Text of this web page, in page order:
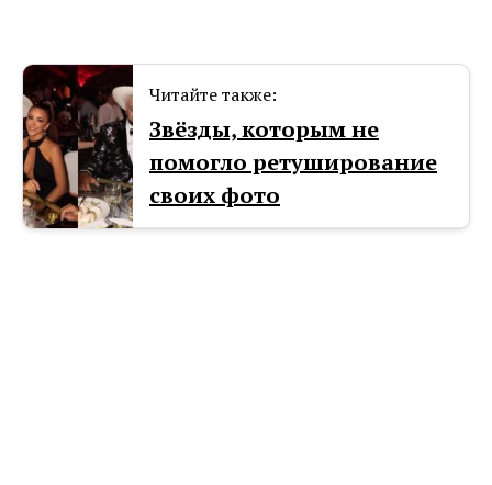
Читайте также:
Звёзды, которым не
помогло ретуширование
своих фото